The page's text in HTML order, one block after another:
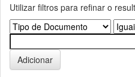
Utilizar filtros para refinar o